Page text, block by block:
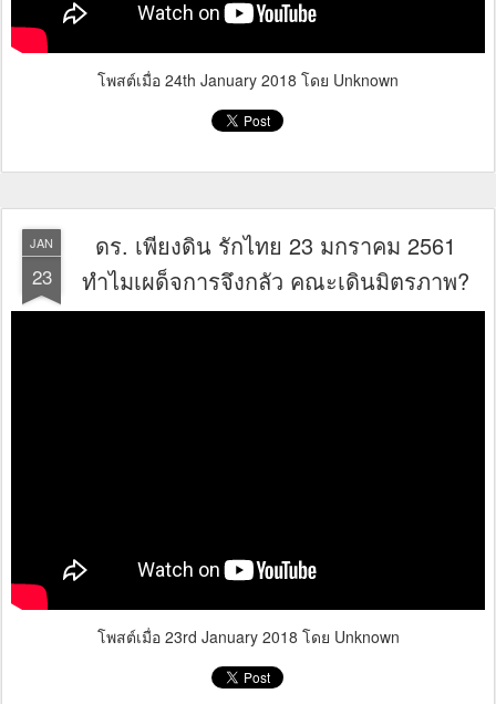
โพสต์เมื่อ 24th January 2018 โดย Unknown
JAN
23
ดร. เพียงดิน รักไทย 23 มกราคม 2561
ทำไมเผด็จการจึงกลัว คณะเดินมิตรภาพ?
โพสต์เมื่อ 23rd January 2018 โดย Unknown